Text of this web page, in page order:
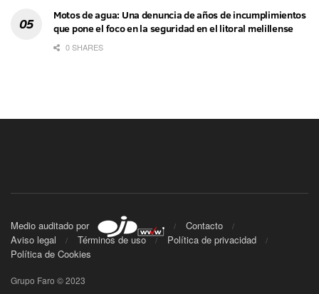
Motos de agua: Una denuncia de años de incumplimientos
que pone el foco en la seguridad en el litoral melillense
0 SHARES
Medio auditado por
Contacto
Aviso legal
Términos de uso
Política de privacidad
Política de Cookies
Grupo Faro © 2023